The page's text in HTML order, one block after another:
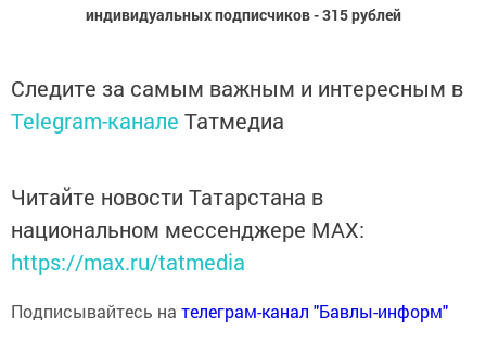
индивидуальных подписчиков - 315 рублей
Следите за самым важным и интересным в
Telegram-канале Татмедиа
Читайте новости Татарстана в
национальном мессенджере MАХ:
https://max.ru/tatmedia
Подписывайтесь на телеграм-канал "Бавлы-информ"